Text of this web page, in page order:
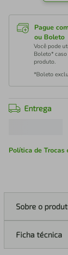
Pague
ou Boleto
Você pode
Boleto*
produto.
*Boleto
Entrega
Política de Trocas
Sobre o
Ficha técnica